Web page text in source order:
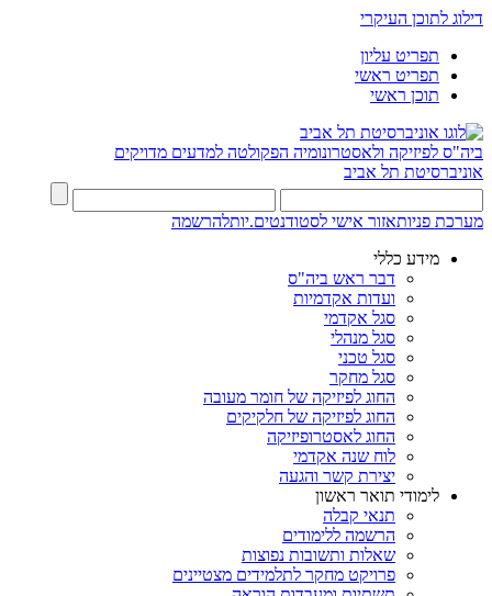
דילוג לתוכן העיקרי
תפריט עליון
תפריט ראשי
תוכן ראשי
ביה"ס לפיזיקה ולאסטרונומיה הפקולטה למדעים מדויקים
אוניברסיטת תל אביב
מערכת פניותאזור אישי לסטודנטים.יותלהרשמה
מידע כללי
דבר ראש ביה"ס
ועדות אקדמיות
סגל אקדמי
סגל מנהלי
סגל טכני
סגל מחקר
החוג לפיזיקה של חומר מעובה
החוג לפיזיקה של חלקיקים
החוג לאסטרופיזיקה
לוח שנה אקדמי
יצירת קשר והגעה
לימודי תואר ראשון
תנאי קבלה
הרשמה ללימודים
שאלות ותשובות נפוצות
פרויקט מחקר לתלמידים מצטיינים